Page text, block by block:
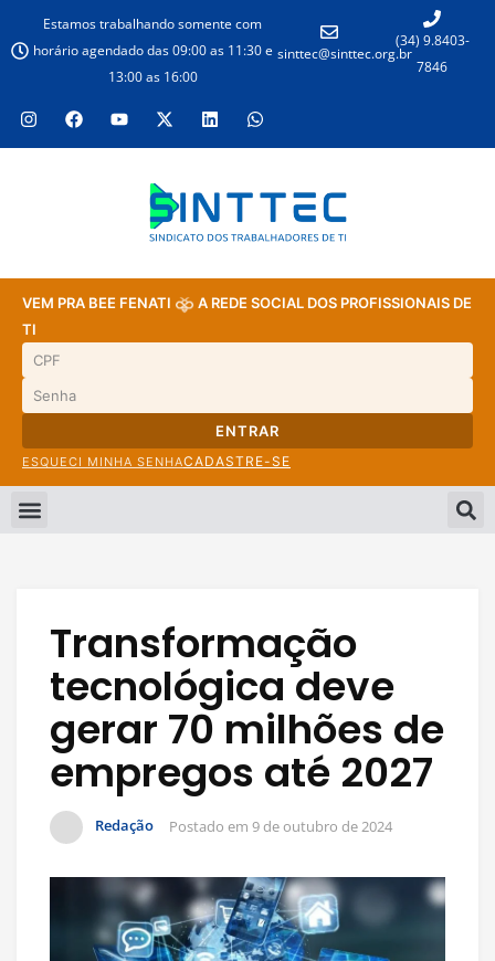
Estamos trabalhando somente com
horário agendado das 09:00 as 11:30 e
13:00 as 16:00
sinttec@sinttec.org.br
(34) 9.8403-
7846
VEM PRA BEE FENATI
A REDE SOCIAL DOS PROFISSIONAIS DE
TI
ENTRAR
ESQUECI MINHA SENHACADASTRE-SE
Transformação
tecnológica deve
gerar 70 milhões de
empregos até 2027
Redação Postado em 9 de outubro de 2024